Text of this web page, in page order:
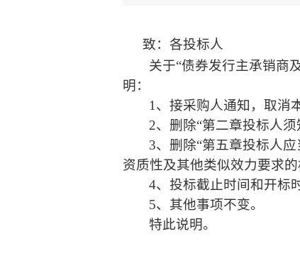
致：各投标人
关于“债券发行主承销商
明：
1、接采购人通知，取消
2、删除“第二章投标人
3、删除“第五章投标人
资质性及其他类似效力要求
4、投标截止时间和开标
5、 其他事项不变。
特此说明。